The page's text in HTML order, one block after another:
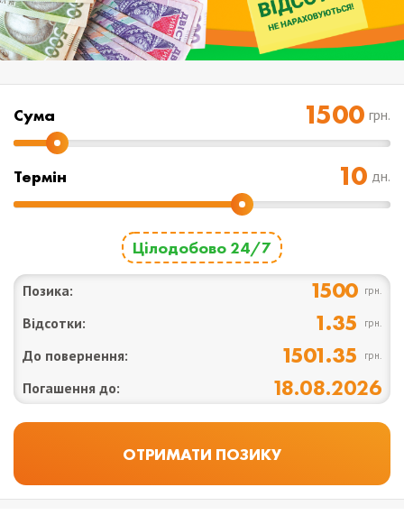
Cума грн.
Термін дн.
Цілодобово 24/7
Позика: 1500 грн.
Відсотки: 1.35 грн.
До повернення: 1501.35 грн.
Погашення до: 18.08.2026